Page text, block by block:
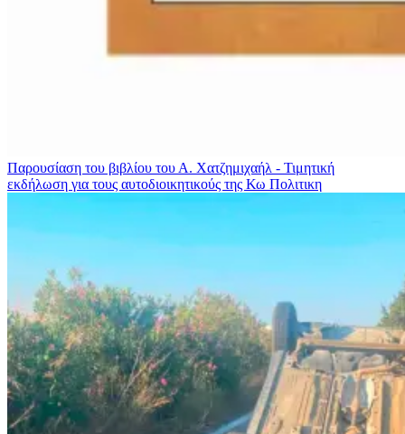
Παρουσίαση του βιβλίου του Α. Χατζημιχαήλ - Τιμητική
εκδήλωση για τους αυτοδιοικητικούς της Κω Πολιτικη